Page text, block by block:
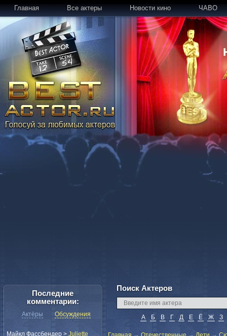
Главная Все актеры Новости кино ЧАВО
Поиск Актеров
А Б В Г Д Е Ё Ж З
Последние
комментарии:
Актёры Обсуждения
Майкл Фассбендер > Juliette